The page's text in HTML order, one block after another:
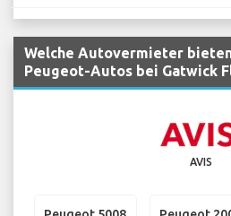
Welche Autovermieter
Peugeot-Autos bei Gatwick
AVIS